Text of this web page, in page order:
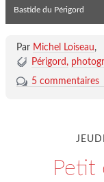
Bastide du Périgord
Par Michel Loiseau,
Périgord
5 commentaires
Petit